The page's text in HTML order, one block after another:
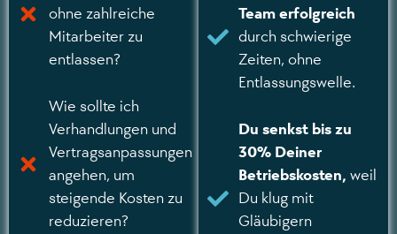
ohne zahlreiche
Mitarbeiter zu
entlassen?
Wie sollte ich
Verhandlungen und
Vertragsanpassungen
angehen, um
steigende Kosten zu
reduzieren?
Team erfolgreich
durch schwierige
Zeiten, ohne
Entlassungswelle.
Du senkst bis zu
30% Deiner
Betriebskosten, weil
Du klug mit
Gläubigern